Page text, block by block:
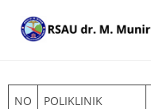
NO POLIKLINIK